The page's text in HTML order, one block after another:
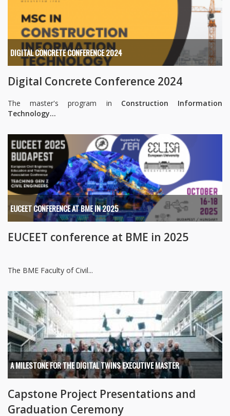
DIGITAL CONCRETE CONFERENCE 2024
Digital Concrete Conference 2024
The master's program in Construction Information
Technology...
EUCEET CONFERENCE AT BME IN 2025
EUCEET conference at BME in 2025
The BME Faculty of Civil...
A MILESTONE FOR THE DIGITAL TWINS EXECUTIVE MASTER
Capstone Project Presentations and
Graduation Ceremony